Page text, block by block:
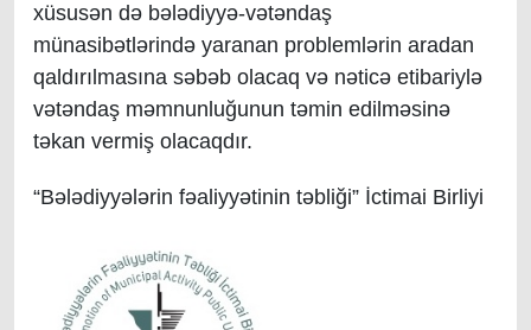
xüsusən də bələdiyyə-vətəndaş
münasibətlərində yaranan problemlərin aradan
qaldırılmasına səbəb olacaq və nəticə etibariylə
vətəndaş məmnunluğunun təmin edilməsinə
təkan vermiş olacaqdır.
“Bələdiyyələrin fəaliyyətinin təbliği” İctimai Birliyi